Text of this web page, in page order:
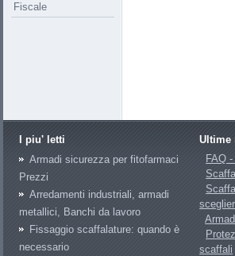
Fiscale
I piu' letti
Armadi sicurezza per fitofarmaci
Prezzi
Arredamenti industriali, armadi
metallici, Banchi da lavoro
Fissaggio scaffalature: quando è
necessario
Ultime
FAQ
scaffali